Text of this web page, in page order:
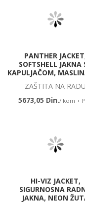
PANTHER
SOFTSHELL JAKNA
KAPULJAČOM,
ZAŠTITA NA RADU
5673,05 Din./ kom +
HI-VIZ JACKET,
SIGURNOSNA
JAKNA, NEON